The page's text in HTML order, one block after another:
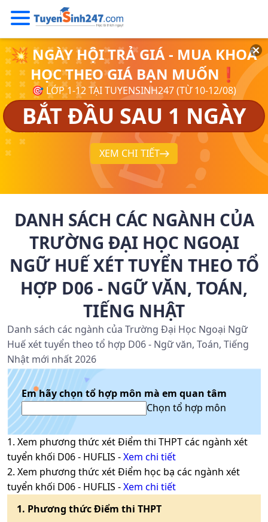
💥 NGÀY HỘI TRẢ GIÁ - MUA KHOÁ
HỌC THEO GIÁ BẠN MUỐN❗
🎯 LỚP 1-12 TẠI TUYENSINH247 (TỪ 10-12/08)
BẮT ĐẦU SAU 1 NGÀY
XEM CHI TIẾT
DANH SÁCH CÁC NGÀNH CỦA
TRƯỜNG ĐẠI HỌC NGOẠI
NGỮ HUẾ XÉT TUYỂN THEO TỔ
HỢP D06 - NGỮ VĂN, TOÁN,
TIẾNG NHẬT
Danh sách các ngành của Trường Đại Học Ngoại Ngữ
Huế xét tuyển theo tổ hợp D06 - Ngữ văn, Toán, Tiếng
Nhật mới nhất 2026
Em hãy chọn tổ hợp môn mà em quan tâm
Chọn tổ hợp môn
1. Xem phương thức xétĐiểm thi THPTcác ngành xét
tuyển khối D06- HUFLIS -Xem chi tiết
2. Xem phương thức xétĐiểm học bạ các ngành xét
tuyển khối D06- HUFLIS -Xem chi tiết
1. Phương thứcĐiểm thi THPT